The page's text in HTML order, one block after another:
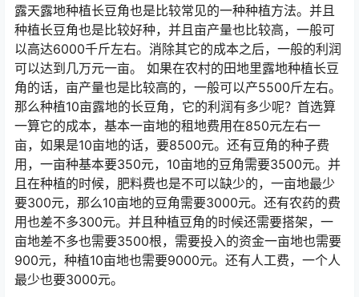
露天露地种植长豆角也是比较常见的一种种植方法。并且
种植长豆角也是比较好种，并且亩产量也比较高，一般可
以高达6000千斤左右。消除其它的成本之后，一般的利润
可以达到几万元一亩。 如果在农村的田地里露地种植长豆
角的话，亩产量也是比较高的，一般可以产5500斤左右。
那么种植10亩露地的长豆角，它的利润有多少呢？首选算
一算它的成本，基本一亩地的租地费用在850元左右一
亩，如果是10亩地的话，要8500元。还有豆角的种子费
用，一亩种基本要350元，10亩地的豆角需要3500元。并
且在种植的时候，肥料费也是不可以缺少的，一亩地最少
要300元，那么10亩地的豆角需要3000元。还有农药的费
用也差不多300元。并且种植豆角的时候还需要搭架，一
亩地差不多也需要3500根，需要投入的资金一亩地也需要
900元，种植10亩地也需要9000元。还有人工费，一个人
最少也要3000元。